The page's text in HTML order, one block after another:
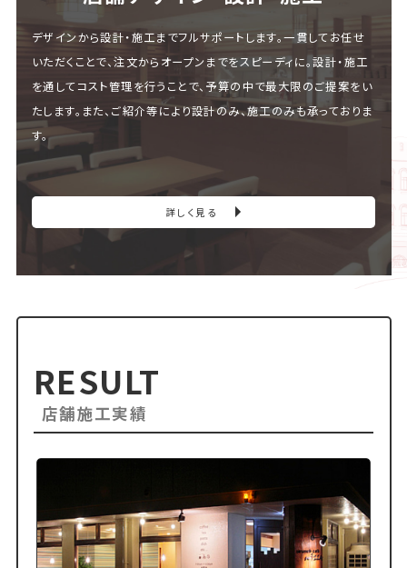
デザインから設計・施工までフルサポートします。一貫してお任せ
いただくことで、注文からオープンまでをスピーディに。設計・施工
を通してコスト管理を行うことで、予算の中で最大限のご提案をい
たします。また、ご紹介等により設計のみ、施工のみも承っておりま
す。
詳しく見る
RESULT
店舗施工実績